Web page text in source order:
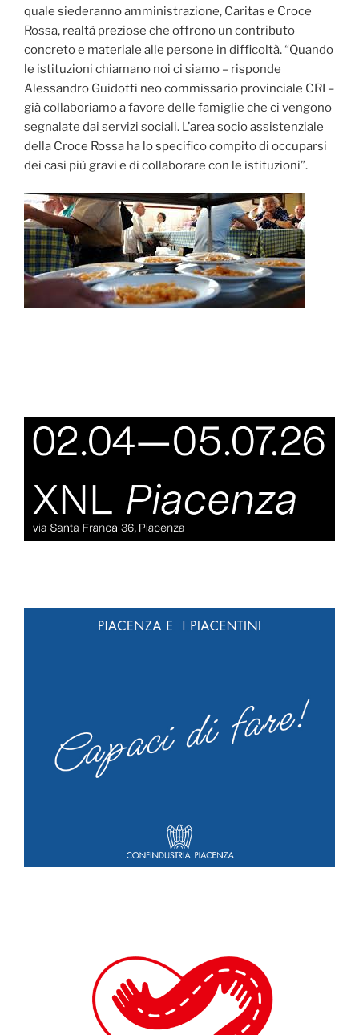
quale siederanno amministrazione, Caritas e Croce
Rossa, realtà preziose che offrono un contributo
concreto e materiale alle persone in difficoltà. “Quando
le istituzioni chiamano noi ci siamo – risponde
Alessandro Guidotti neo commissario provinciale CRI –
già collaboriamo a favore delle famiglie che ci vengono
segnalate dai servizi sociali. L’area socio assistenziale
della Croce Rossa ha lo specifico compito di occuparsi
dei casi più gravi e di collaborare con le istituzioni”.